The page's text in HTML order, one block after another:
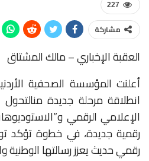
227
مشاركة
العقبة الإخباري–مالكالمشتاق
أعلنت المؤسسة الصحفية
انطلاقة مرحلة جديدة منالتحول
الإعلامي الرقمي
رقمية جديدة، في خطوة تؤكد
رقميحديثيعززرسالتهاالوطنية